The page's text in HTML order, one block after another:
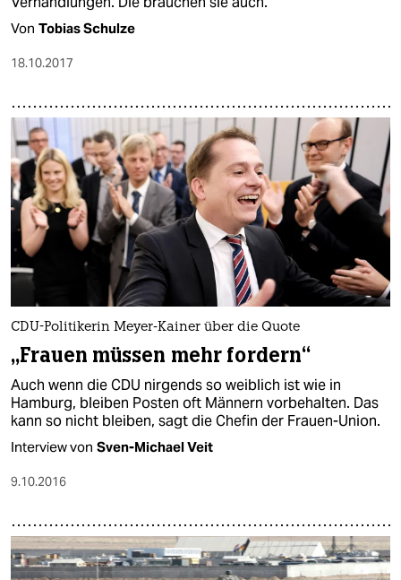
Von Tobias Schulze
18.10.2017
CDU-Politikerin Meyer-Kainer über die Quote
„Frauen müssen mehr fordern“
Auch wenn die CDU nirgends so weiblich ist wie in
Hamburg, bleiben Posten oft Männern vorbehalten. Das
kann so nicht bleiben, sagt die Chefin der Frauen-Union.
Interview von Sven-Michael Veit
9.10.2016